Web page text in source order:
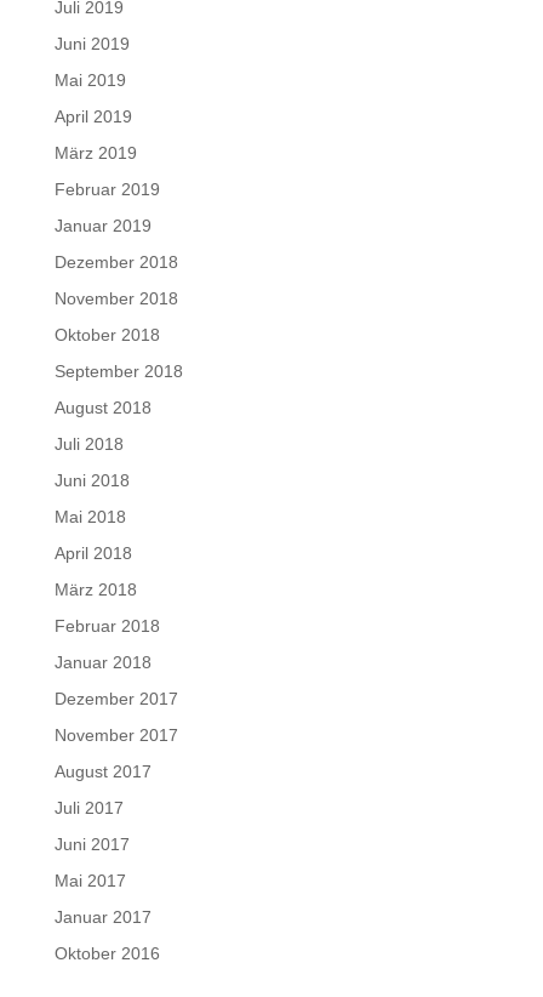
Juli 2019
Juni 2019
Mai 2019
April 2019
März 2019
Februar 2019
Januar 2019
Dezember 2018
November 2018
Oktober 2018
September 2018
August 2018
Juli 2018
Juni 2018
Mai 2018
April 2018
März 2018
Februar 2018
Januar 2018
Dezember 2017
November 2017
August 2017
Juli 2017
Juni 2017
Mai 2017
Januar 2017
Oktober 2016